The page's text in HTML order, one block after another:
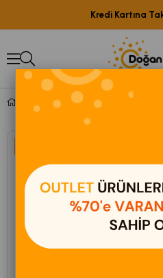
Kredi Kartına
Çay Makineleri